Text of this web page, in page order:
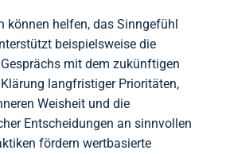
können helfen, das Sinngefühl
beispielsweise die
mit dem zukünftigen
langfristiger Prioritäten,
Weisheit und die
Entscheidungen an sinnvollen
fördern wertbasierte